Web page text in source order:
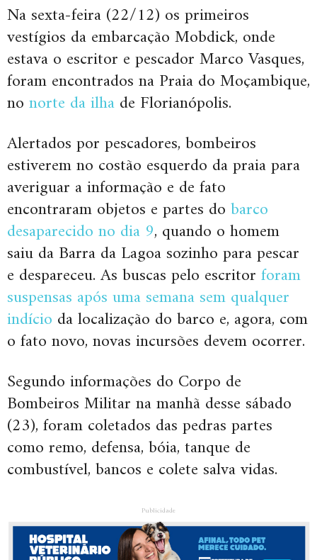
Na sexta-feira (22/12) os primeiros
vestígios da embarcação Mobdick, onde
estava o escritor e pescador Marco Vasques,
foram encontrados na Praia do Moçambique,
nonorte da ilhade Florianópolis.
Alertados por pescadores, bombeiros
estiverem no costão esquerdo da praia para
averiguar a informação e de fato
encontraram objetos e partes dobarco
desaparecido no dia 9, quando o homem
saiu da Barra da Lagoa sozinho para pescar
e despareceu. As buscas pelo escritorforam
suspensas após uma semana sem qualquer
indício da localização do barco e, agora, com
o fato novo, novas incursões devem ocorrer.
Segundo informações do Corpo de
Bombeiros Militar na manhã desse sábado
(23), foram coletados das pedras partes
como remo, defensa, bóia, tanque de
combustível, bancos e colete salva vidas.
Publicidade